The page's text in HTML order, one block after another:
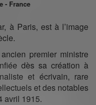
- France
à Paris, est à l’image
premier ministre
dès sa création à
et écrivain, rare
et des notables
avril 1915.